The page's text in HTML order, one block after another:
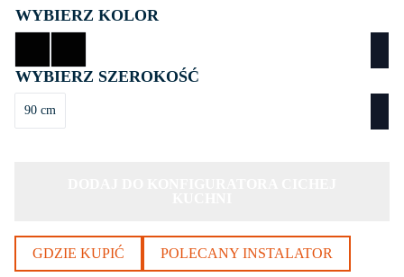
KOLOR
SZEROKOŚĆ
90 cm
GDZIE KUPIĆ POLECANY INSTALATOR